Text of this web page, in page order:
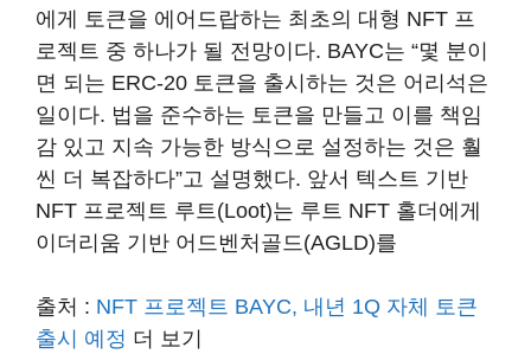
에게 토큰을 에어드랍하는 최초의 대형 NFT 프
로젝트 중 하나가 될 전망이다. BAYC는 “몇 분이
면 되는 ERC-20 토큰을 출시하는 것은 어리석은
일이다. 법을 준수하는 토큰을 만들고 이를 책임
감 있고 지속 가능한 방식으로 설정하는 것은 훨
씬 더 복잡하다”고 설명했다. 앞서 텍스트 기반
NFT 프로젝트 루트(Loot)는 루트 NFT 홀더에게
이더리움 기반 어드벤처골드(AGLD)를
출처 : NFT 프로젝트 BAYC, 내년 1Q 자체 토큰
출시 예정 더 보기